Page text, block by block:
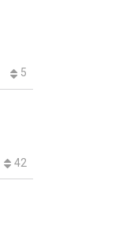
5
42